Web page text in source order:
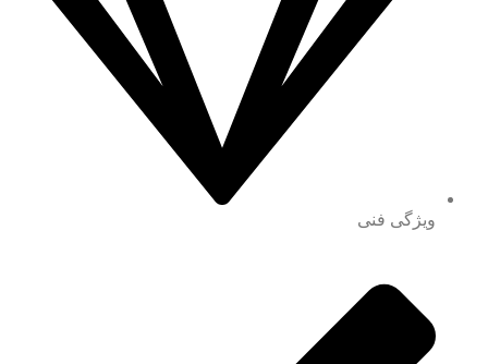
ویژگی فنی